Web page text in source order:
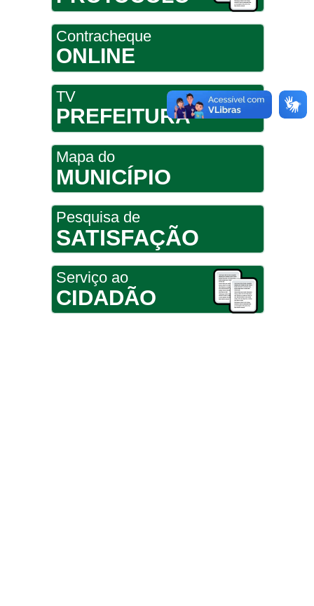
Contracheque
ONLINE
TV
PREFEITURA
Mapa do
MUNICÍPIO
Pesquisa de
SATISFAÇÃO
Serviço ao
CIDADÃO